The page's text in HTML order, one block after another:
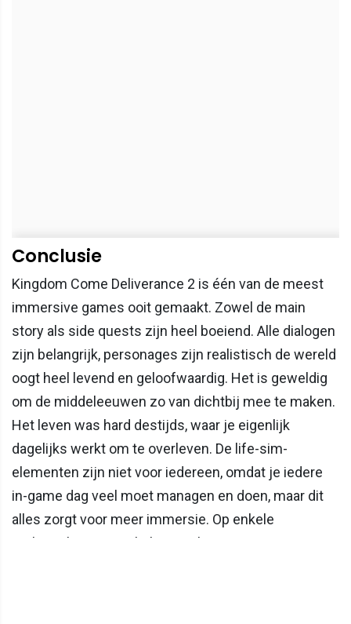
Conclusie
Kingdom Come Deliverance 2 is één van de meest
immersive games ooit gemaakt. Zowel de main
story als side quests zijn heel boeiend. Alle dialogen
zijn belangrijk, personages zijn realistisch de wereld
oogt heel levend en geloofwaardig. Het is geweldig
om de middeleeuwen zo van dichtbij mee te maken.
Het leven was hard destijds, waar je eigenlijk
dagelijks werkt om te overleven. De life-sim-
elementen zijn niet voor iedereen, omdat je iedere
in-game dag veel moet managen en doen, maar dit
alles zorgt voor meer immersie. Op enkele
technische punten, balans en het save-systeem na,